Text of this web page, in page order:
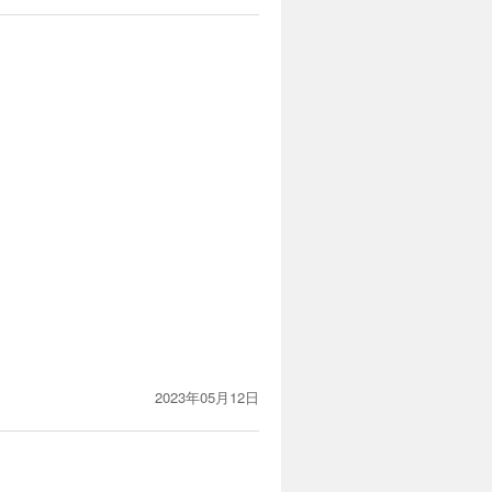
……!!
2023年05月12日